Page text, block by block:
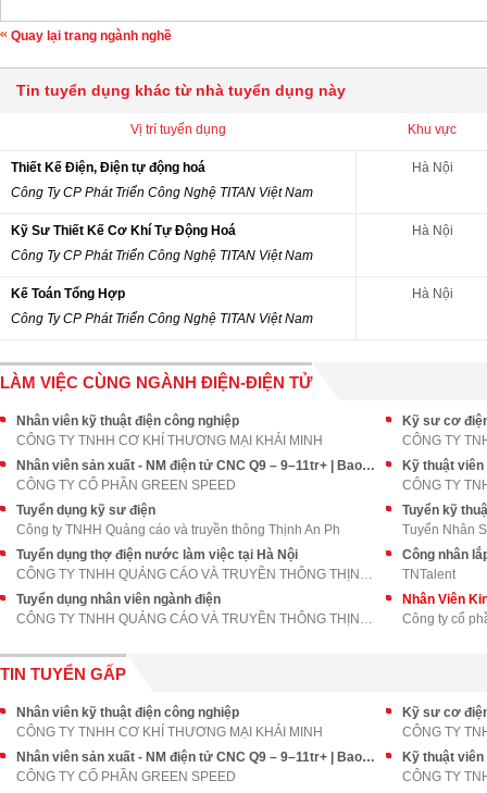
Quay lại trang ngành nghề
Tin tuyển dụng khác từ nhà tuyển dụng này
Vị trí tuyển dụng Khu vực
Thiết Kế Điện, Điện tự động hoá
Công Ty CP Phát Triển Công Nghệ TITAN Việt Nam
Hà Nội
Kỹ Sư Thiết Kế Cơ Khí Tự Động Hoá
Công Ty CP Phát Triển Công Nghệ TITAN Việt Nam
Hà Nội
Kế Toán Tổng Hợp
Công Ty CP Phát Triển Công Nghệ TITAN Việt Nam
Hà Nội
LÀM VIỆC CÙNG NGÀNH ĐIỆN-ĐIỆN TỬ
Nhân viên kỹ thuật điện công nghiệp
CÔNG TY TNHH CƠ KHÍ THƯƠNG MẠI KHẢI MINH
Kỹ sư cơ
Nhân viên sản xuất - NM điện tử CNC Q9 – 9–11tr+ | Bao Ở | Thưởng 3tr
CÔNG TY CỔ PHẦN GREEN SPEED
Kỹ thuật viên
CÔNG TY
Tuyển dụng kỹ sư điện
Công ty TNHH Quảng cáo và truyền thông Thịnh An Ph
Tuyển kỹ
Tuyển Nhân
Tuyển dụng thợ điện nước làm việc tại Hà Nội
CÔNG TY TNHH QUẢNG CÁO VÀ TRUYỀN THÔNG THỊNH AN PH
Công nhân
TNTalent
Tuyển dụng nhân viên ngành điện
CÔNG TY TNHH QUẢNG CÁO VÀ TRUYỀN THÔNG THỊNH AN PH
Nhân Viên
Công ty cổ
TIN TUYỂN GẤP
Nhân viên kỹ thuật điện công nghiệp
CÔNG TY TNHH CƠ KHÍ THƯƠNG MẠI KHẢI MINH
Kỹ sư cơ
Nhân viên sản xuất - NM điện tử CNC Q9 – 9–11tr+ | Bao Ở | Thưởng 3tr
CÔNG TY CỔ PHẦN GREEN SPEED
Kỹ thuật viên
CÔNG TY